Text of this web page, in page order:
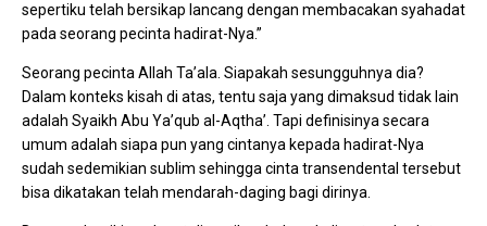
sepertiku telah bersikap lancang dengan membacakan syahadat
pada seorang pecinta hadirat-Nya.”
Seorang pecinta Allah Ta’ala. Siapakah sesungguhnya dia?
Dalam konteks kisah di atas, tentu saja yang dimaksud tidak lain
adalah Syaikh Abu Ya’qub al-Aqtha’. Tapi definisinya secara
umum adalah siapa pun yang cintanya kepada hadirat-Nya
sudah sedemikian sublim sehingga cinta transendental tersebut
bisa dikatakan telah mendarah-daging bagi dirinya.